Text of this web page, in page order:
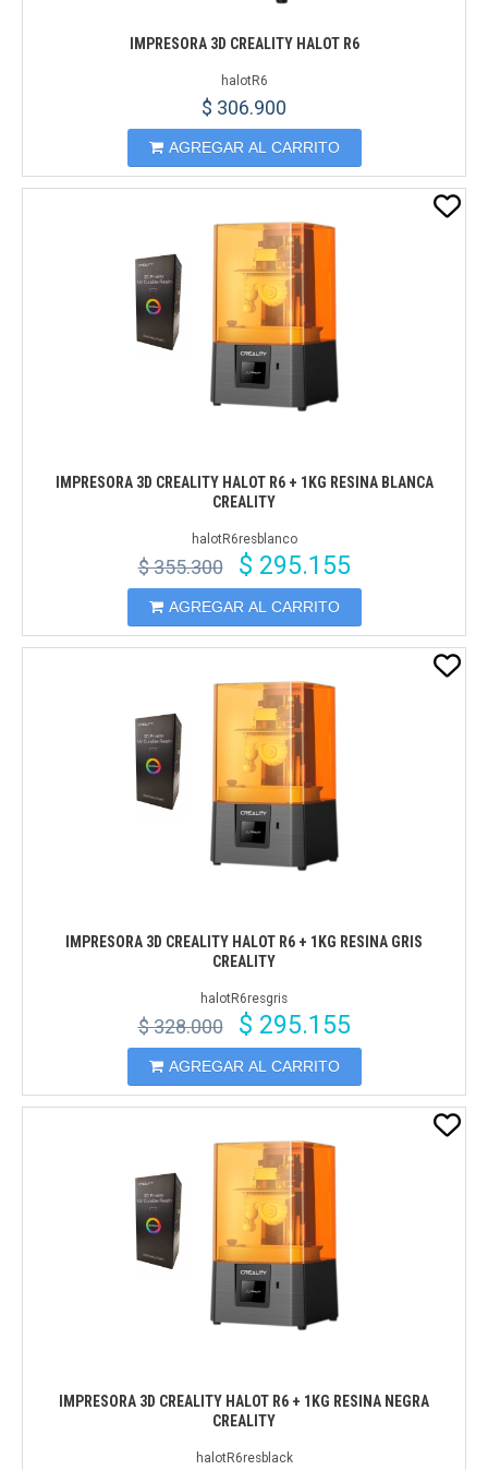
IMPRESORA 3D CREALITY HALOT R6
halotR6
$ 306.900
AGREGAR AL CARRITO
IMPRESORA 3D CREALITY HALOT R6 + 1KG RESINA BLANCA
CREALITY
halotR6resblanco
$ 355.300 $ 295.155
AGREGAR AL CARRITO
IMPRESORA 3D CREALITY HALOT R6 + 1KG RESINA GRIS
CREALITY
halotR6resgris
$ 328.000 $ 295.155
AGREGAR AL CARRITO
IMPRESORA 3D CREALITY HALOT R6 + 1KG RESINA NEGRA
CREALITY
halotR6resblack